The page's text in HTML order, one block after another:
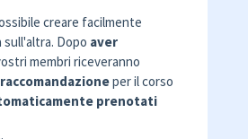
creare facilmente
sull'altra. Dopo aver
membri riceveranno
per il corso
prenotati